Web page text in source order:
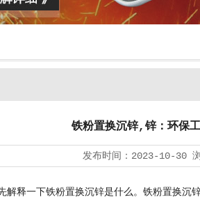
铁粉置换沉锌,锌：环保
发布时间： 2023-10-30
一下铁粉置换沉锌是什么。铁粉置换沉